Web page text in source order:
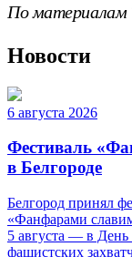
По
Новости
6 августа 2026
Фестиваль
в Белгороде
Белгород принял
«Фанфарами
5 августа — в День
фашистских